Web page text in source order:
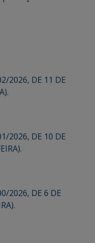
2026, DE 11 DE
2026, DE 10 DE
2026, DE 6 DE